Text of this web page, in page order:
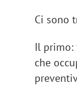
Ci sono
Il primo:
che